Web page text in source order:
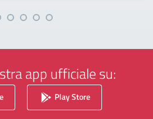
app ufficiale su:
Play Store